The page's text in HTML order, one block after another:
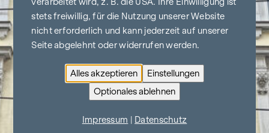
stets freiwillig, für die Nutzung unserer Website
nicht erforderlich und kann jederzeit auf unserer
Seite abgelehnt oder widerrufen werden.
Alles akzeptieren
Einstellungen
Optionales ablehnen
Impressum Datenschutz